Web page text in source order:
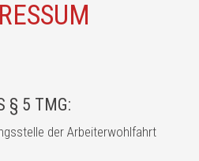
§ 5 TMG:
der Arbeiterwohlfahrt